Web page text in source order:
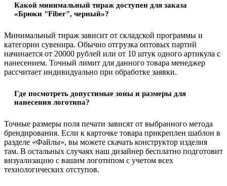
Какой минимальный тираж доступен для заказа
«Брюки "Fiber", черный»?
Минимальный тираж зависит от складской программы и
категории сувенира. Обычно отгрузка оптовых партий
начинается от 20000 рублей или от 10 штук одного артикула с
нанесением. Точный лимит для данного товара менеджер
рассчитает индивидуально при обработке заявки.
Где посмотреть допустимые зоны и размеры для
нанесения логотипа?
Точные размеры поля печати зависят от выбранного метода
брендирования. Если к карточке товара прикреплен шаблон в
разделе «Файлы», вы можете скачать конструктор изделия
там. В остальных случаях наш дизайнер бесплатно подготовит
визуализацию с вашим логотипом с учетом всех
технологических отступов.